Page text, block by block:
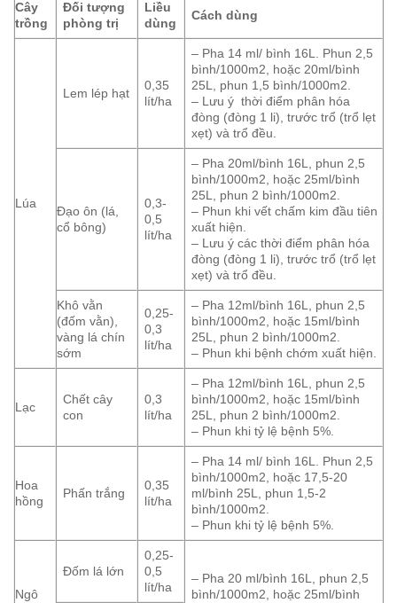
Cây
trồng
Đối tượng
phòng trị
Liều
dùng
Cách dùng
Lúa
Lem lép hạt
0,35
lít/ha
– Pha 14 ml/ bình 16L. Phun 2,5
bình/1000m2, hoặc 20ml/bình
25L, phun 1,5 bình/1000m2.
– Lưu ý thời điểm phân hóa
đòng (đòng 1 li), trước trổ (trổ lẹt
xẹt) và trổ đều.
Đạo ôn (lá,
cổ bông)
0,3-
0,5
lít/ha
– Pha 20ml/bình 16L, phun 2,5
bình/1000m2, hoặc 25ml/bình
25L, phun 2 bình/1000m2.
– Phun khi vết chấm kim đầu tiên
xuất hiện.
– Lưu ý các thời điểm phân hóa
đòng (đòng 1 li), trước trổ (trổ lẹt
xẹt) và trổ đều.
Khô vằn
(đốm vằn),
vàng lá chín
sớm
0,25-
0,3
lít/ha
– Pha 12ml/bình 16L, phun 2,5
bình/1000m2, hoặc 15ml/bình
25L, phun 2 bình/1000m2.
– Phun khi bệnh chớm xuất hiện.
Lạc
Chết cây
con
0,3
lít/ha
– Pha 12ml/bình 16L, phun 2,5
bình/1000m2, hoặc 15ml/bình
25L, phun 2 bình/1000m2.
– Phun khi tỷ lệ bệnh 5%.
Hoa
hồng
Phấn trắng
0,35
lít/ha
– Pha 14 ml/ bình 16L. Phun 2,5
bình/1000m2, hoặc 17,5-20
ml/bình 25L, phun 1,5-2
bình/1000m2.
– Phun khi tỷ lệ bệnh 5%.
Ngô
Đốm lá lớn
0,25-
0,5
lít/ha
– Pha 20 ml/bình 16L, phun 2,5
bình/1000m2, hoặc 25ml/bình